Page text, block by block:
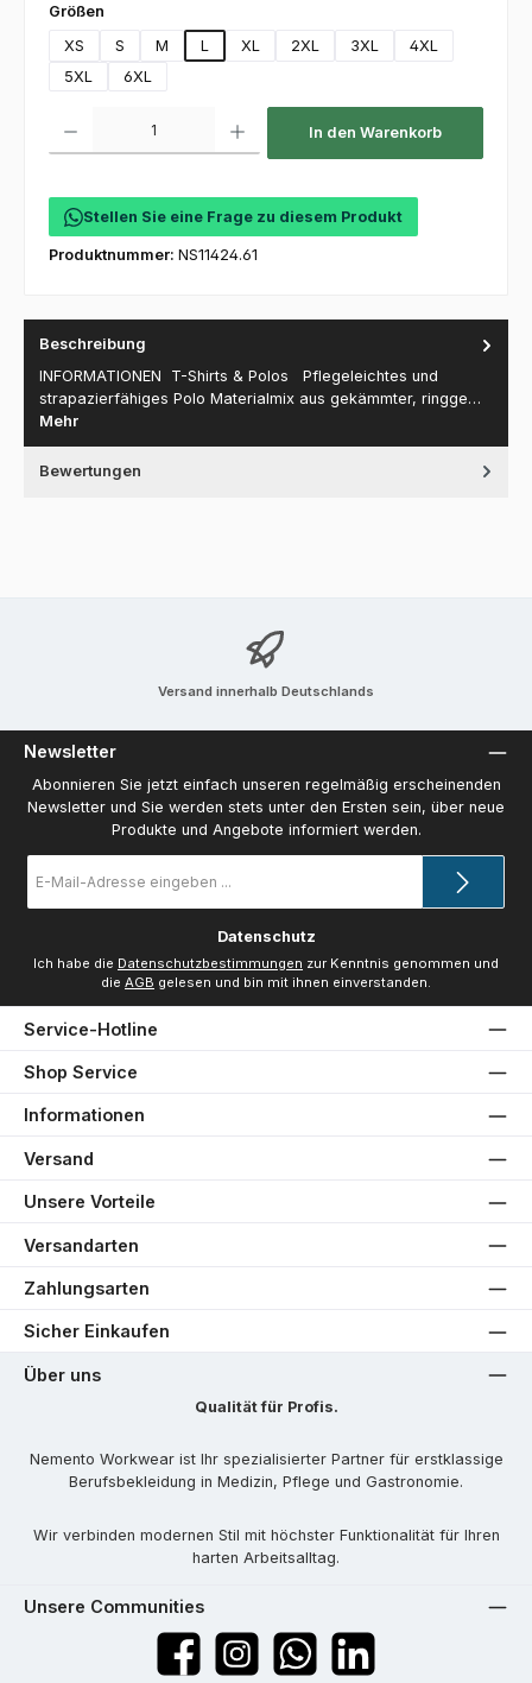
Größen
XS
S M L XL 2XL 3XL
4XL
5XL
6XL
In den Warenkorb
Stellen Sie eine Frage zu diesem Produkt
Produktnummer: NS11424.61
Beschreibung
INFORMATIONEN T-Shirts & Polos Pflegeleichtes und
strapazierfähiges Polo Materialmix aus gekämmter, ringge…
Mehr
Bewertungen
Versand innerhalb Deutschlands
Newsletter
Abonnieren Sie jetzt einfach unseren regelmäßig erscheinenden
Newsletter und Sie werden stets unter den Ersten sein, über neue
Produkte und Angebote informiert werden.
Mail-
Adresse
Datenschutz
Ich habe die Datenschutzbestimmungen zur Kenntnis genommen und
die AGB gelesen und bin mit ihnen einverstanden.
Service-Hotline
Shop Service
Informationen
Versand
Unsere Vorteile
Versandarten
Zahlungsarten
Sicher Einkaufen
Über uns
Qualität für Profis.
Nemento Workwear ist Ihr spezialisierter Partner für erstklassige
Berufsbekleidung in Medizin, Pflege und Gastronomie.
Wir verbinden modernen Stil mit höchster Funktionalität für Ihren
harten Arbeitsalltag.
Unsere Communities
FacebookInstagramWhatsApp